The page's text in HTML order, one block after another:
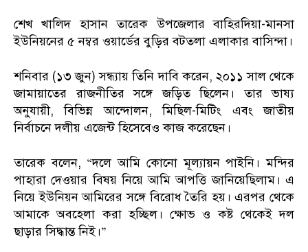
শেখ খালিদ হাসান তারেক উপজেলার বাহিরদিয়া-মানসা
ইউনিয়নের ৫ নম্বর ওয়ার্ডের বুড়ির বটতলা এলাকার বাসিন্দা।
শনিবার (১৩ জুন) সন্ধ্যায় তিনি দাবি করেন, ২০১১ সাল থেকে
জামায়াতের রাজনীতির সঙ্গে জড়িত ছিলেন। তার ভাষ্য
অনুযায়ী, বিভিন্ন আন্দোলন, মিছিল-মিটিং এবং জাতীয়
নির্বাচনে দলীয় এজেন্ট হিসেবেও কাজ করেছেন।
তারেক বলেন, “দলে আমি কোনো মূল্যায়ন পাইনি। মন্দির
পাহারা দেওয়ার বিষয় নিয়ে আমি আপত্তি জানিয়েছিলাম। এ
নিয়ে ইউনিয়ন আমিরের সঙ্গে বিরোধ তৈরি হয়। এরপর থেকে
আমাকে অবহেলা করা হচ্ছিল। ক্ষোভ ও কষ্ট থেকেই দল
ছাড়ার সিদ্ধান্ত নিই।”